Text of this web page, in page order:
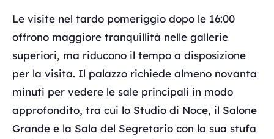
Le visite nel tardo pomeriggio dopo le 16:00
offrono maggiore tranquillità nelle gallerie
superiori, ma riducono il tempo a disposizione
per la visita. Il palazzo richiede almeno novanta
minuti per vedere le sale principali in modo
approfondito, tra cui lo Studio di Noce, il Salone
Grande e la Sala del Segretario con la sua stufa